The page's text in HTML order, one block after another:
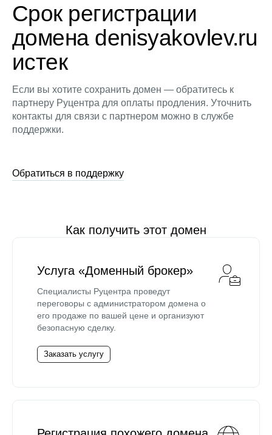
Срок регистрации
домена denisyakovlev.ru
истек
Если вы хотите сохранить домен — обратитесь к
партнеру Руцентра для оплаты продления. Уточнить
контакты для связи с партнером можно в службе
поддержки.
Обратиться в поддержку
Как получить этот домен
Услуга «Доменный брокер»
Специалисты Руцентра проведут
переговоры с администратором домена о
его продаже по вашей цене и организуют
безопасную сделку.
Заказать услугу